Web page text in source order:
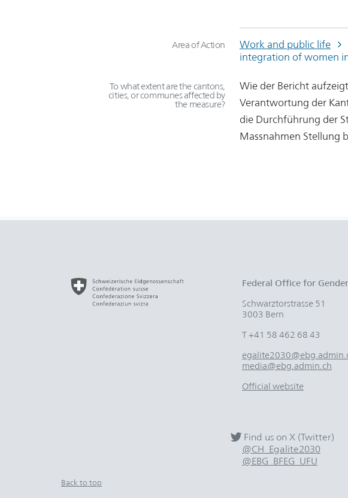
Area of Action Work and public life
integration of women
To what extent are the cantons,
cities, or communes affected by
the measure?
Wie der Bericht
Verantwortung der
die Durchführung der
Massnahmen Stellung
Federal Office for
Schwarztorstrasse 51
3003 Bern
T +41 58 462 68 43
media@ebg.admin.ch
Official website
Find us on X (Twitter)
@CH_Egalite2030
@EBG_BFEG_UFU
Back to top